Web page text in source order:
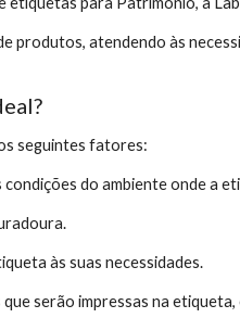
produtos, atendendo às
seguintes fatores:
do ambiente onde a
às suas necessidades.
serão impressas na